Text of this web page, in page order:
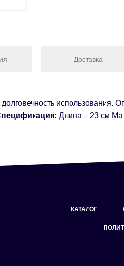
Доставка
использования.
Длина – 23 см
КАТАЛОГ